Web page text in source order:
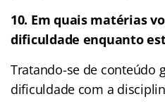
10. Em quais matérias
dificuldade enquanto
Tratando-se de conteúdo
dificuldade com a